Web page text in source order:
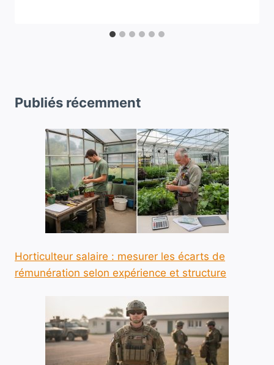
Publiés récemment
Horticulteur salaire : mesurer les écarts de
rémunération selon expérience et structure